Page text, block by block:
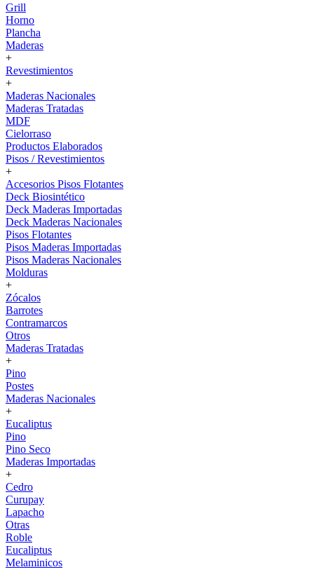
Grill
Horno
Plancha
Maderas
+
Revestimientos
+
Maderas Nacionales
Maderas Tratadas
MDF
Cielorraso
Productos Elaborados
Pisos / Revestimientos
+
Accesorios Pisos Flotantes
Deck Biosintético
Deck Maderas Importadas
Deck Maderas Nacionales
Pisos Flotantes
Pisos Maderas Importadas
Pisos Maderas Nacionales
Molduras
+
Zócalos
Barrotes
Contramarcos
Otros
Maderas Tratadas
+
Pino
Postes
Maderas Nacionales
+
Eucaliptus
Pino
Pino Seco
Maderas Importadas
+
Cedro
Curupay
Lapacho
Otras
Roble
Eucaliptus
Melaminicos